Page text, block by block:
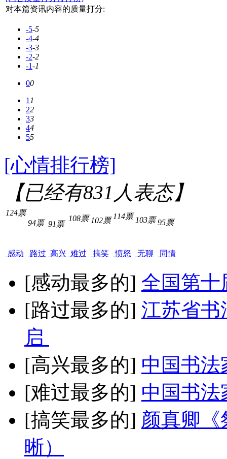
对本篇资讯内容的质量打分:
-5-5
-4-4
-3-3
-2-2
-1-1
00
11
22
33
44
55
[心情排行榜]
【已经有831 人表态】
124票
感动
94票
路过
91票
高兴
108票
难过
102票
搞笑
114票
愤怒
103票
无聊
95票
同情
[感动最多的] 全国第十
[路过最多的] 江苏省书
启
[高兴最多的] 中国书法
[难过最多的] 中国书法
[搞笑最多的] 颜真卿《
晰）